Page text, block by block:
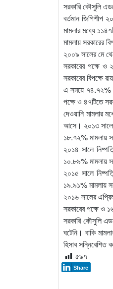
সরকারি কৌসুলি
বর্তমান জিপিশীপ
মামলার মধ্যে
মামলায় সরকারের
২০০৯ সালের মে
সরকারের পক্ষে ও
সরকারের বিপক্ষে
এ সময়ে ৭৪.৭২%
পক্ষে ও ৪৭টিতে
দেওয়ানি মামলার
আসে। ২০১৩ সালে
১৮.৭২% মামলায়
২০১৪ সালে
১০.৮৯% মামলায়
২০১৫ সালে
১৯.৯১% মামলায়
২০১৬ সালের
সরকারের পক্ষে ও
সরকারি কৌসুলি
ঘটেনি। বাকি
হিসাব সন্নিবেশিত
৫৯৭
Share